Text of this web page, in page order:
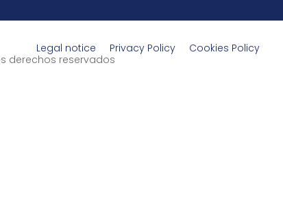
Legal notice Privacy Policy
Cookies Policy
derechos reservados